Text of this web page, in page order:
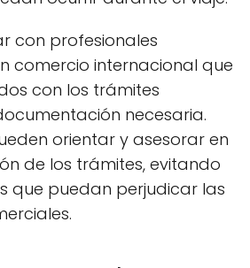
con profesionales
comercio internacional que
con los trámites
necesaria.
orientar y asesorar en
de los trámites, evitando
que puedan perjudicar las